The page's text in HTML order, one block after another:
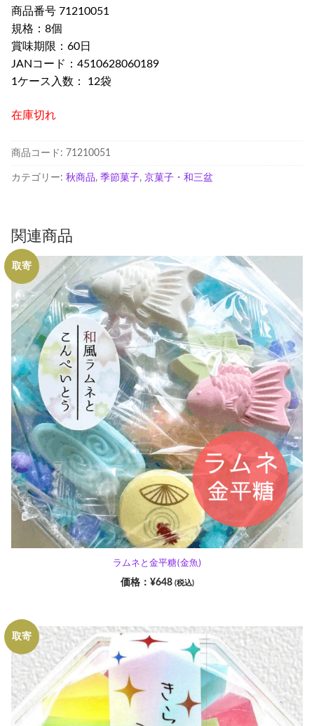
商品番号 71210051
規格：8個
賞味期限：60日
JANコード：4510628060189
1ケース入数： 12袋
在庫切れ
商品コード: 71210051
カテゴリー: 秋商品, 季節菓子, 京菓子・和三盆
関連商品
取寄
ラムネと金平糖(金魚)
¥648 (税込)
取寄